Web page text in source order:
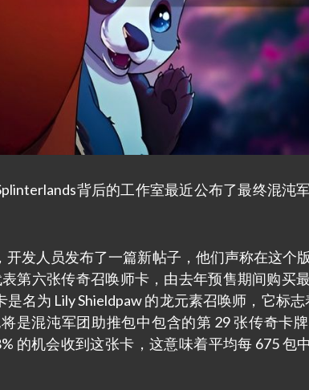
背后的工作室最近公布了最终混沌
发人员发布了一篇新帖子，他们声称在这个
第六张传奇召唤师卡，由去年预售期间购买
名为 Lily Shieldpaw 的龙元素召唤师，它标志
是混沌军团助推包中包含的第 29 张传奇卡
的机会收到这张卡，这意味着平均每 675 包